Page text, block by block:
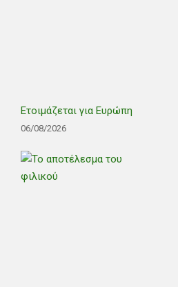
Ετοιμάζεται για Ευρώπη
06/08/2026